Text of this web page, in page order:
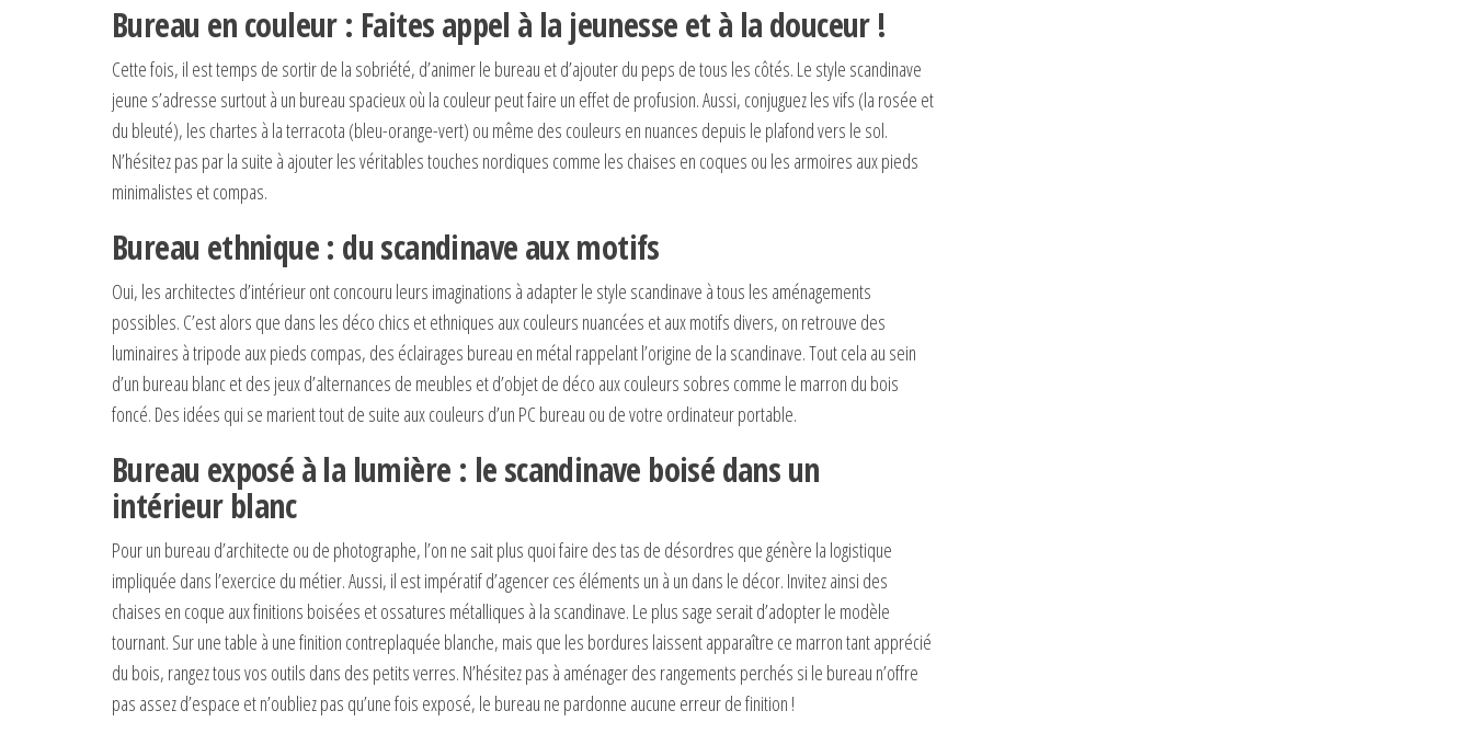
Bureau en couleur : Faites appel à la jeunesse et à la douceur !
Cette fois, il est temps de sortir de la sobriété, d’animer le bureau et d’ajouter du peps de tous les côtés. Le style scandinave
jeune s’adresse surtout à un bureau spacieux où la couleur peut faire un effet de profusion. Aussi, conjuguez les vifs (la rosée et
du bleuté), les chartes à la terracota (bleu-orange-vert) ou même des couleurs en nuances depuis le plafond vers le sol.
N’hésitez pas par la suite à ajouter les véritables touches nordiques comme les chaises en coques ou les armoires aux pieds
minimalistes et compas.
Bureau ethnique : du scandinave aux motifs
Oui, les architectes d’intérieur ont concouru leurs imaginations à adapter le style scandinave à tous les aménagements
possibles. C’est alors que dans les déco chics et ethniques aux couleurs nuancées et aux motifs divers, on retrouve des
luminaires à tripode aux pieds compas, des éclairages bureau en métal rappelant l’origine de la scandinave. Tout cela au sein
d’un bureau blanc et des jeux d’alternances de meubles et d’objet de déco aux couleurs sobres comme le marron du bois
foncé. Des idées qui se marient tout de suite aux couleurs d’un PC bureau ou de votre ordinateur portable.
Bureau exposé à la lumière : le scandinave boisé dans un
intérieur blanc
Pour un bureau d’architecte ou de photographe, l’on ne sait plus quoi faire des tas de désordres que génère la logistique
impliquée dans l’exercice du métier. Aussi, il est impératif d’agencer ces éléments un à un dans le décor. Invitez ainsi des
chaises en coque aux finitions boisées et ossatures métalliques à la scandinave. Le plus sage serait d’adopter le modèle
tournant. Sur une table à une finition contreplaquée blanche, mais que les bordures laissent apparaître ce marron tant apprécié
du bois, rangez tous vos outils dans des petits verres. N’hésitez pas à aménager des rangements perchés si le bureau n’offre
pas assez d’espace et n’oubliez pas qu’une fois exposé, le bureau ne pardonne aucune erreur de finition !